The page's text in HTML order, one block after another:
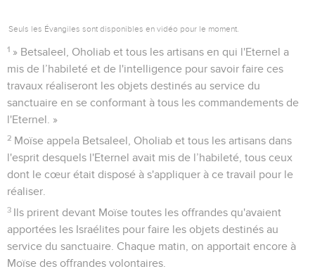
Seuls les Évangiles sont disponibles en vidéo pour le moment.
1 » Betsaleel, Oholiab et tous les artisans en qui l'Eternel a
mis de l’habileté et de l'intelligence pour savoir faire ces
travaux réaliseront les objets destinés au service du
sanctuaire en se conformant à tous les commandements de
l'Eternel. »
2 Moïse appela Betsaleel, Oholiab et tous les artisans dans
l'esprit desquels l'Eternel avait mis de l’habileté, tous ceux
dont le cœur était disposé à s'appliquer à ce travail pour le
réaliser.
3 Ils prirent devant Moïse toutes les offrandes qu'avaient
apportées les Israélites pour faire les objets destinés au
service du sanctuaire. Chaque matin, on apportait encore à
Moïse des offrandes volontaires.